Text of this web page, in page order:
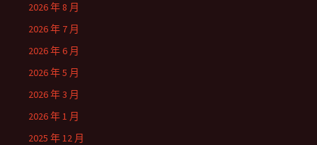
2026 年 8 月
2026 年 7 月
2026 年 6 月
2026 年 5 月
2026 年 3 月
2026 年 1 月
2025 年 12 月